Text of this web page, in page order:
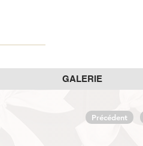
GALERIE
Précédent